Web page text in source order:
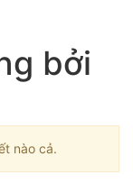
bởi
nào cả.